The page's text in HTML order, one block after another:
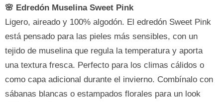
🌸 Edredón Muselina Sweet Pink
Ligero, aireado y 100% algodón. El edredón Sweet Pink
está pensado para las pieles más sensibles, con un
tejido de muselina que regula la temperatura y aporta
una textura fresca. Perfecto para los climas cálidos o
como capa adicional durante el invierno. Combínalo con
sábanas blancas o estampados florales para un look